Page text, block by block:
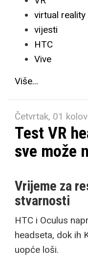
virtual reality
vijesti
HTC
Vive
Više...
Četvrtak, 01
Test VR
sve može
Vrijeme za
stvarnosti
HTC i Oculus
headseta, dok ih
uopće loši.